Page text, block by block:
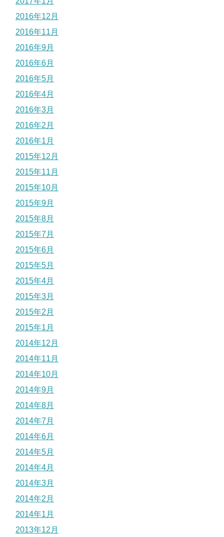
2016年12月
2016年11月
2016年9月
2016年6月
2016年5月
2016年4月
2016年3月
2016年2月
2016年1月
2015年12月
2015年11月
2015年10月
2015年9月
2015年8月
2015年7月
2015年6月
2015年5月
2015年4月
2015年3月
2015年2月
2015年1月
2014年12月
2014年11月
2014年10月
2014年9月
2014年8月
2014年7月
2014年6月
2014年5月
2014年4月
2014年3月
2014年2月
2014年1月
2013年12月